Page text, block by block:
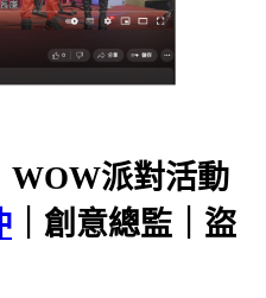
WOW派對活動
｜創意總監｜盜